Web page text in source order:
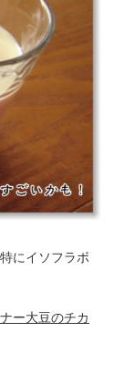
にイソフラボ
ー大豆のチカ